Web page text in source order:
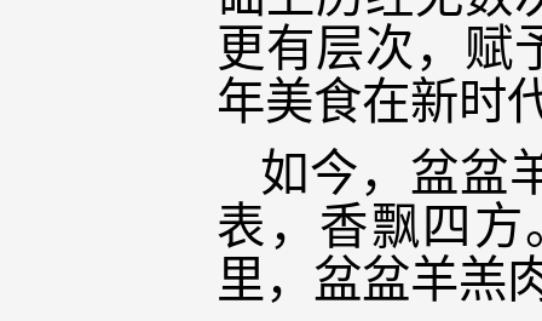
更有层次，赋
年美食在新时
如今，盆盆
表，香飘四
里，盆盆羊羔